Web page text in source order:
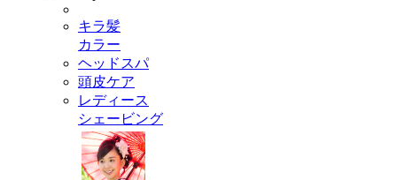
キラ髪
カラー
ヘッドスパ
頭皮ケア
レディース
シェービング